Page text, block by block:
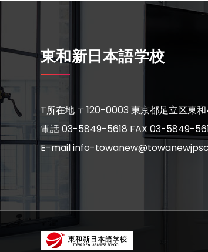
東和新日本語学校
T所在地 〒120-0003 東京都足立区東
電話 03-5849-5618 FAX 03-5849-
E-mail info-